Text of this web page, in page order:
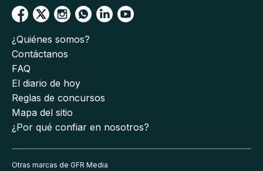
¿Quiénes somos?
Contáctanos
FAQ
El diario de hoy
Reglas de concursos
Mapa del sitio
¿Por qué confiar en nosotros?
Otras marcas de GFR Media